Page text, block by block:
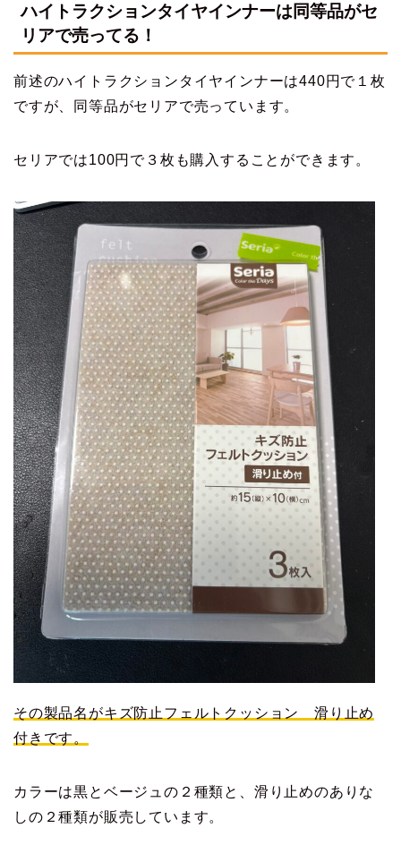
ハイトラクションタイヤインナーは同等品がセ
リアで売ってる！
前述のハイトラクションタイヤインナーは440円で１枚
ですが、同等品がセリアで売っています。
セリアでは100円で３枚も購入することができます。
その製品名 がキズ防止フェルトクッション 滑り止め
付きです。
カラーは黒とベージュの２種類と、滑り止めのありな
しの２種類が販売しています。